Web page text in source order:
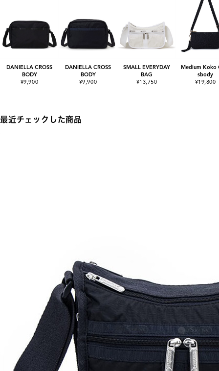
DANIELLA CROSS
BODY
¥9,900
DANIELLA CROSS
BODY
¥9,900
SMALL EVERYDAY
BAG
¥13,750
Medium Koko
sbody
¥19,800
最近チェックした商品